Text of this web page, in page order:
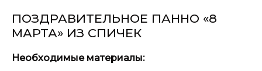
ПОЗДРАВИТЕЛЬНОЕ ПАННО «8
МАРТА» ИЗ СПИЧЕК
Необходимые материалы: